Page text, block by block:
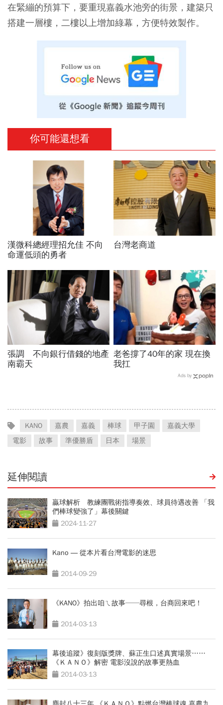
在緊繃的預算下，要重現嘉義水池旁的街景，建築只
搭建一層樓，二樓以上增加綠幕，方便特效製作。
你可能還想看
漢微科總經理招允佳 不向
命運低頭的勇者
台灣老商道
張調 不向銀行借錢的地產
南霸天
老爸撐了40年的家 現在換
我扛
Ads by
KANO 嘉農 嘉義 棒球 甲子園
嘉義大學
電影
故事 準優勝盾 日本 場景
延伸閱讀
贏球解析 教練團戰術指導奏效、球員待遇改善 「我
們棒球變強了」幕後關鍵
2024-11-27
Kano ― 從本片看台灣電影的迷思
2014-09-29
《KANO》拍出咱ㄟ故事──尋根，台商回來吧！
2014-03-13
幕後追蹤》復刻版獎牌、蘇正生口述真實場景……
《ＫＡＮＯ》解密 電影沒說的故事更熱血
2014-03-13